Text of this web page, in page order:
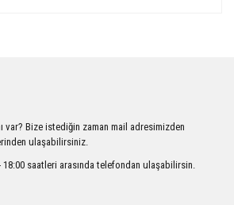
eksik bilgiler bulunuyor.
bulunuyor.
daha pahalı.
var? Bize istediğin zaman mail adresimizden
ulaşabilirsiniz.
18:00 saatleri arasında telefondan ulaşabilirsin.